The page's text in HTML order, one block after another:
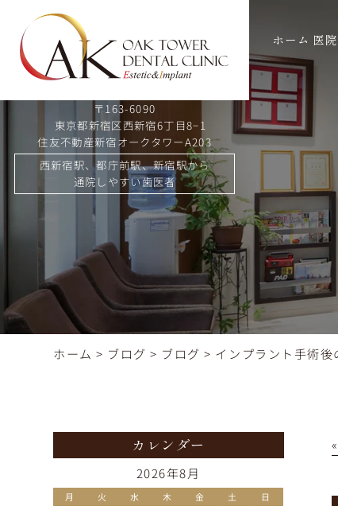
〒163-6090
東京都新宿区西新宿6丁目8−1
住友不動産新宿オークタワーA203
西新宿駅、都庁前駅、新宿駅から
通院しやすい歯医者
ホーム 医
ホーム > ブログ > ブログ > インプラント手術
カレンダー
2026年8月
月 火 水 木 金 土 日